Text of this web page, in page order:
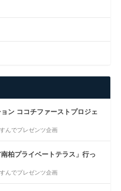
ン ココチファーストプロジェ
すんでプレゼンツ企画
南柏プライベートテラス」行っ
すんでプレゼンツ企画